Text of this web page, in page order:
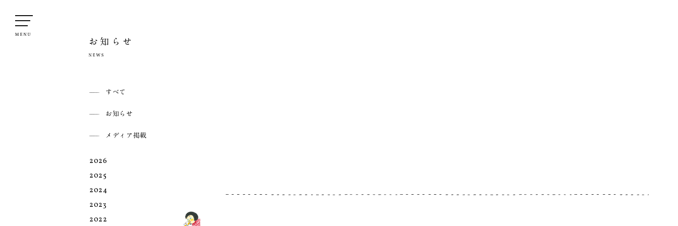
お知らせ
すべて
お知らせ
メディア掲載
2026
2025
2024
2023
2022